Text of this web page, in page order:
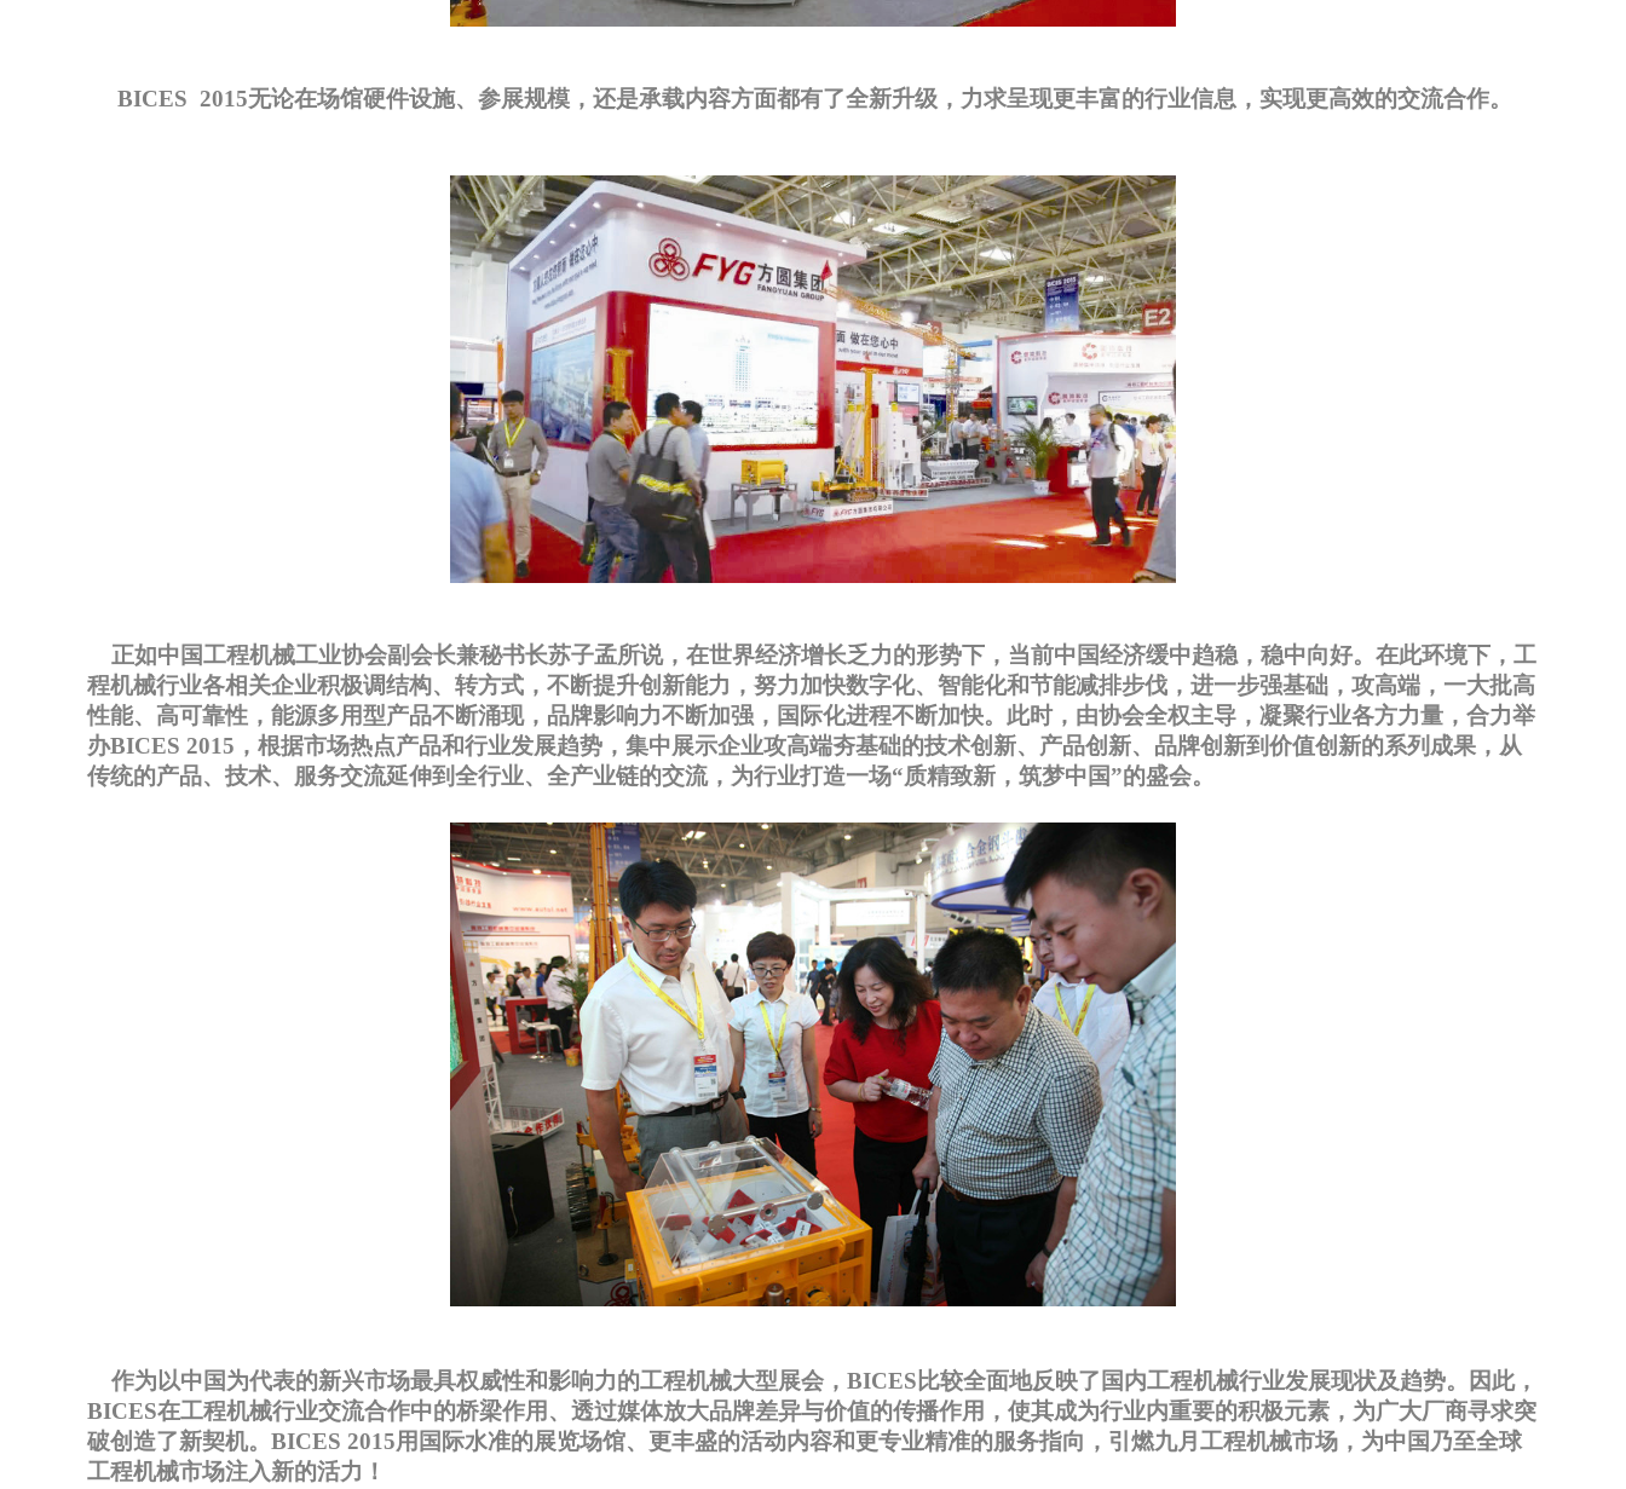
BICES 2015无论在场馆硬件设施、参展规模，还是承载内容方面都有了全新升级，力求呈现更丰富的行业信息，实现更高效的交流合作。
正如中国工程机械工业协会副会长兼秘书长苏子孟所说， 在世界经济增长乏力的形势下，当前中国经济缓中趋稳，稳中向好。在此环境下，工
程机械行业各相关企业积极调结构、转方式，不断提升创新能力，努力加快数字化、智能化和节能减排步伐，进一步强基础，攻高端，一大批高
性能、高可靠性，能源多用型产品不断涌现，品牌影响力不断加强，国际化进程不断加快。此时，由协会全权主导，凝聚行业各方力量，合力举
办BICES 2015，根据市场热点产品和行业发展趋势，集中展示企业攻高端夯基础的技术创新、产品创新、品牌创新到价值创新的系列成果，从
传统的产品、技术、服务交流延伸到全行业、全产业链的交流，为行业打造一场“质精致新，筑梦中国”的盛会。
作为以中国为代表的新兴市场最具权威性和影响力的工程机械大型展会，BICES比较全面地反映了国内工程机械行业发展现状及趋势。因此，
BICES在工程机械行业交流合作中的桥梁作用、透过媒体放大品牌差异与价值的传播作用，使其成为行业内重要的积极元素，为广大厂商寻求突
破创造了新契机。BICES 2015用国际水准的展览场馆、更丰盛的活动内容和更专业精准的服务指向，引燃九月工程机械市场，为中国乃至全球
工程机械市场注入新的活力！